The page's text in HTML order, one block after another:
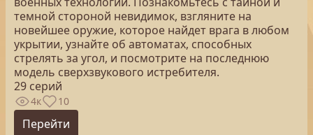
темной стороной невидимок, взгляните на
новейшее оружие, которое найдет врага в любом
укрытии, узнайте об автоматах, способных
стрелять за угол, и посмотрите на последнюю
модель сверхзвукового истребителя.
29 серий
4к 10
Перейти